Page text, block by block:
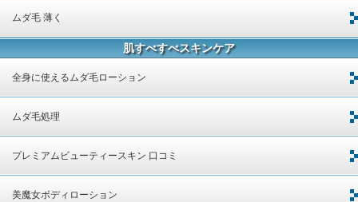
ムダ毛 薄く
肌すべすべスキンケア
全身に使えるムダ毛ローション
ムダ毛処理
プレミアムビューティースキン 口コミ
美魔女ボディローション